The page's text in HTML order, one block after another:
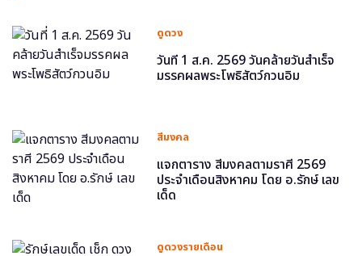
ดูดวง
วันที่ 1 ส.ค. 2569 วันคล้ายวันสำเร็จ
มรรคผลพระโพธิสัตว์กวนอิม
สีมงคล
แจกตาราง สีมงคลตามราศี 2569
ประจำเดือนสิงหาคม โดย อ.รักษ์ เลข
เด็ด
ดูดวงรายเดือน